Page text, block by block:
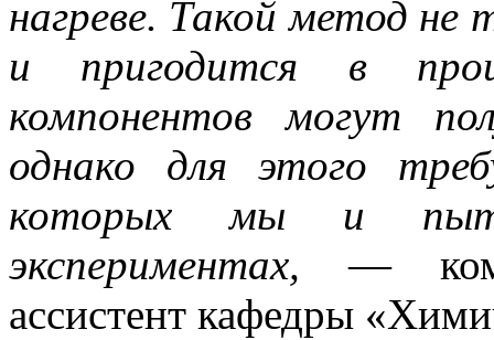
нагреве. Такой метод не
и пригодится в
компонентов могут
однако для этого
которых мы и
экспериментах, —
ассистент кафедры